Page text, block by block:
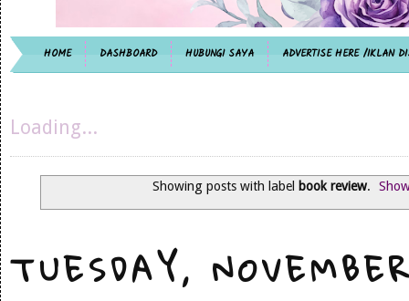
HOME DASHBOARD HUBUNGI SAYA ADVERTISE HERE /IKLAN
Loading...
Showing posts with label book review.
TUESDAY,